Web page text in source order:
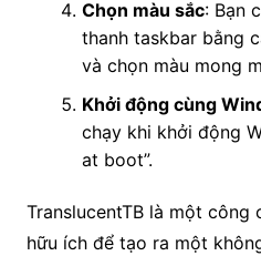
Chọn màu sắc: Bạn
thanh taskbar bằng
và chọn màu mong
Khởi động cùng
chạy khi khởi động
at boot”.
TranslucentTB là một công
hữu ích để tạo ra một